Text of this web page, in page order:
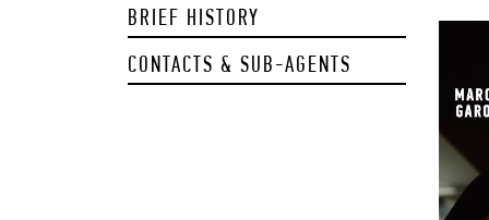
BRIEF HISTORY
CONTACTS & SUB-AGENTS